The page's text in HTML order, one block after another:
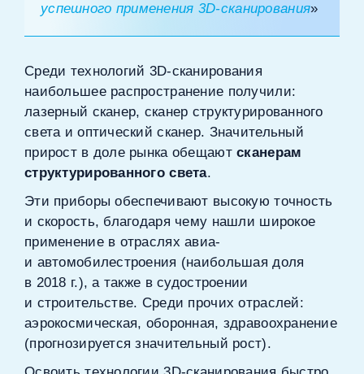
успешного применения 3D‑сканирования»
Среди технологий 3D‑сканирования
наибольшее распространение получили:
лазерный сканер, сканер структурированного
света и оптический сканер. Значительный
прирост в доле рынка обещаютсканерам
структурированного света.
Эти приборы обеспечивают высокую точность
и скорость, благодаря чему нашли широкое
применение в отраслях авиа‑
и автомобилестроения (наибольшая доля
в 2018 г.), а также в судостроении
и строительстве. Среди прочих отраслей:
аэрокосмическая, оборонная, здравоохранение
(прогнозируется значительный рост).